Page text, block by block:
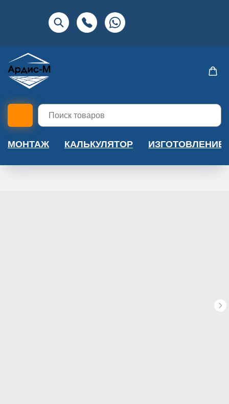
МОНТАЖ КАЛЬКУЛЯТОР ИЗГОТОВЛЕНИЕ